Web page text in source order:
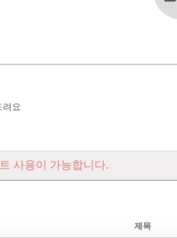
려요
사용이 가능합니다.
제목